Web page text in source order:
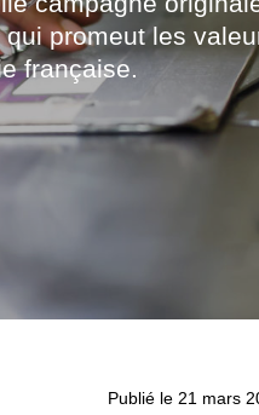
promeut les
française.
Publié le 21 mars